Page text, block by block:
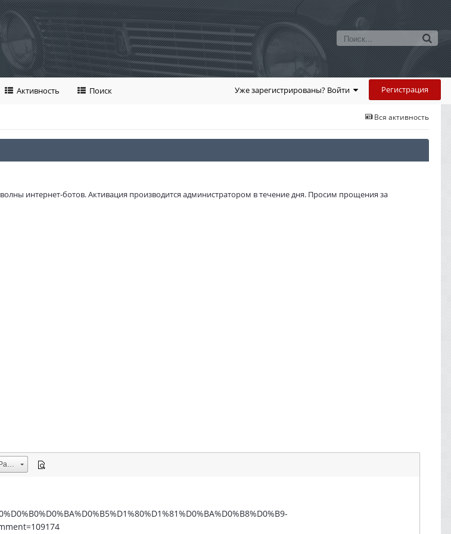
Уже зарегистрированы? Войти Регистрация
Активность Поиск
Вся активность
интернет-ботов. Активация производится администратором в течение дня. Просим прощения за
Размер